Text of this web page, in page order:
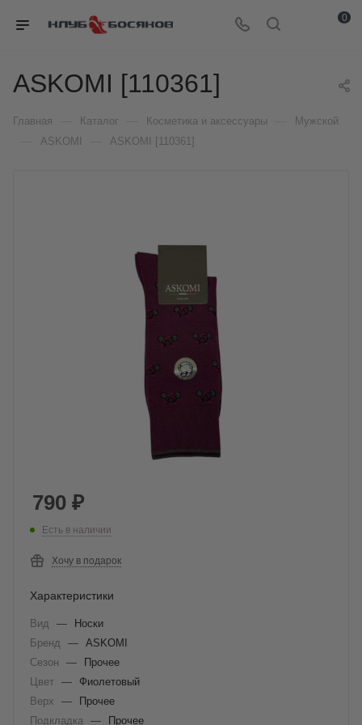
0
ASKOMI [110361]
Главная Каталог Косметика и аксессуары Мужской
ASKOMI ASKOMI [110361]
790 ₽
Есть в наличии
Хочу в подарок
Характеристики
Вид —
Носки
Бренд
— ASKOMI
Сезон
—
Прочее
Цвет —
Фиолетовый
Верх
—
Прочее
Подкладка
—
Прочее